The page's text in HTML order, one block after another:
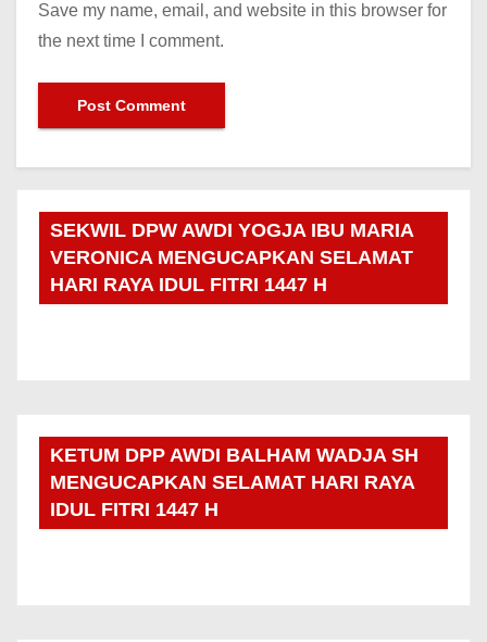
Save my name, email, and website in this browser for
the next time I comment.
SEKWIL DPW AWDI YOGJA IBU MARIA
VERONICA MENGUCAPKAN SELAMAT
HARI RAYA IDUL FITRI 1447 H
KETUM DPP AWDI BALHAM WADJA SH
MENGUCAPKAN SELAMAT HARI RAYA
IDUL FITRI 1447 H